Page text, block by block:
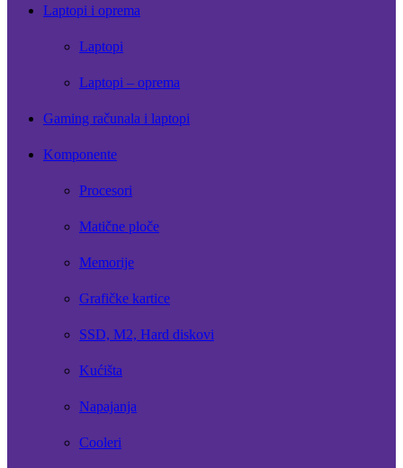
Laptopi i oprema
Laptopi
Laptopi – oprema
Gaming računala i laptopi
Komponente
Procesori
Matične ploče
Memorije
Grafičke kartice
SSD, M2, Hard diskovi
Kućišta
Napajanja
Cooleri